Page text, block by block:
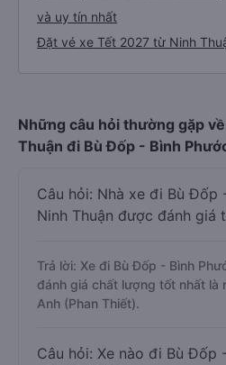
và uy tín nhất
Đặt vé xe Tết 2027 từ Ninh
Những câu hỏi thường gặp
Thuận đi Bù Đốp - Bình
Câu hỏi: Nhà xe đi Bù Đốp
Ninh Thuận được đánh giá
Trả lời: Xe đi Bù Đốp - Bình
đánh giá chất lượng tốt nhất là
Anh (Phan Thiết).
Câu hỏi: Xe nào đi Bù Đốp